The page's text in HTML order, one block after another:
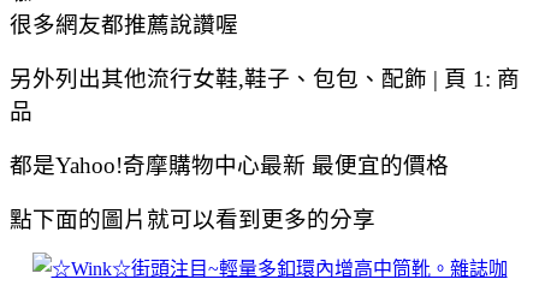
很多網友都推薦說讚喔
另外列出其他流行女鞋,鞋子、包包、配飾 | 頁 1: 商
品
都是Yahoo!奇摩購物中心最新 最便宜的價格
點下面的圖片就可以看到更多的分享